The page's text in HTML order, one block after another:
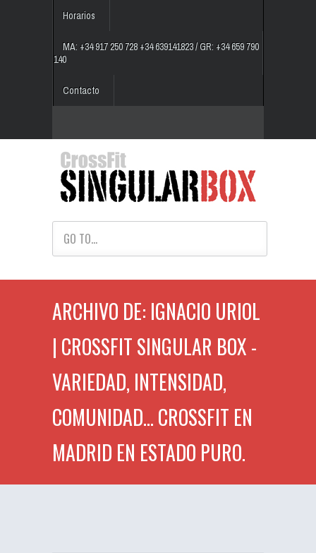
Horarios
MA: +34 917 250 728 +34 639141823 / GR: +34 659 790
140
Contacto
GO TO...
ARCHIVO DE: IGNACIO URIOL
| CROSSFIT SINGULAR BOX -
VARIEDAD, INTENSIDAD,
COMUNIDAD... CROSSFIT EN
MADRID EN ESTADO PURO.